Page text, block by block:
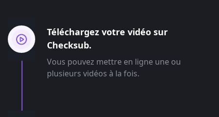
Téléchargez votre vidéo sur
Checksub.
Vous pouvez mettre en ligne une ou
plusieurs vidéos à la fois.